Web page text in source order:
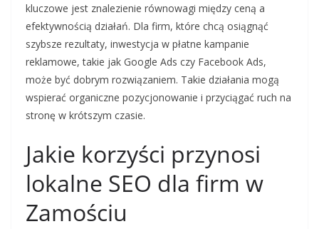
kluczowe jest znalezienie równowagi między ceną a
efektywnością działań. Dla firm, które chcą osiągnąć
szybsze rezultaty, inwestycja w płatne kampanie
reklamowe, takie jak Google Ads czy Facebook Ads,
może być dobrym rozwiązaniem. Takie działania mogą
wspierać organiczne pozycjonowanie i przyciągać ruch na
stronę w krótszym czasie.
Jakie korzyści przynosi
lokalne SEO dla firm w
Zamościu